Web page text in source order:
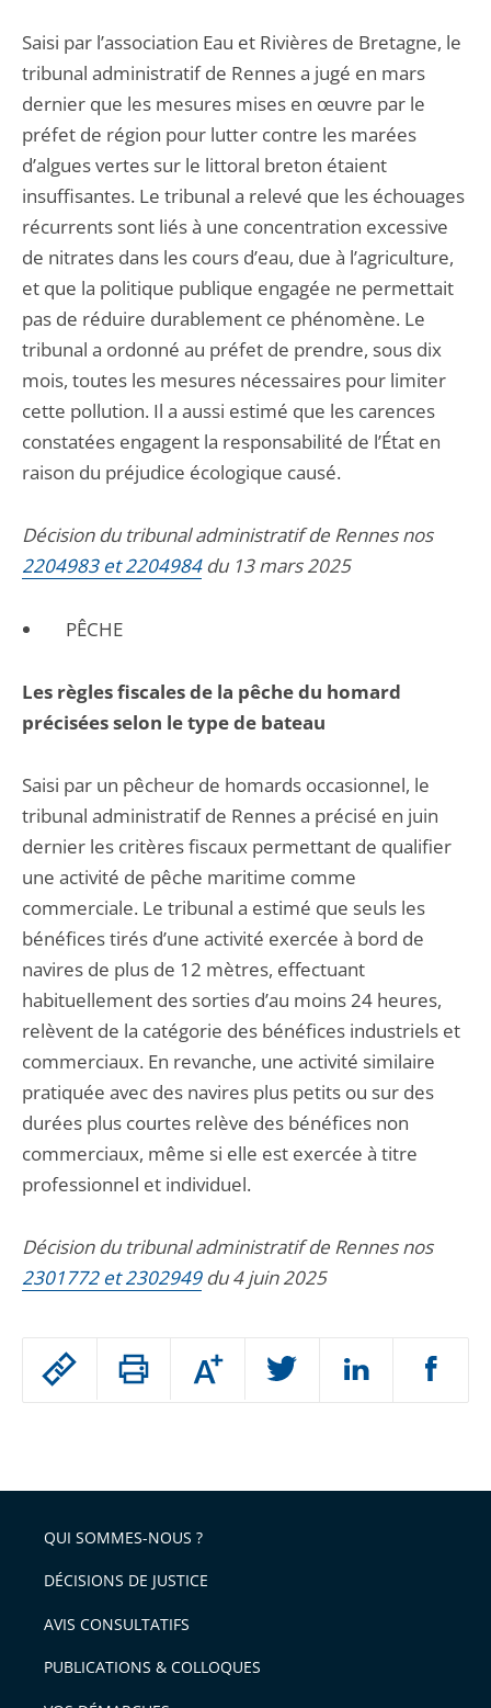
Passer
arriver
après
Augmenter
ou
l'article
pour
avant
Saisi par l’association Eau et Rivières de Bretagne, le
tribunal administratif de Rennes a jugé en mars
dernier que les mesures mises en œuvre par le
préfet de région pour lutter contre les marées
d’algues vertes sur le littoral breton étaient
insuffisantes. Le tribunal a relevé que les échouages
récurrents sont liés à une concentration excessive
de nitrates dans les cours d’eau, due à l’agriculture,
et que la politique publique engagée ne permettait
pas de réduire durablement ce phénomène. Le
tribunal a ordonné au préfet de prendre, sous dix
mois, toutes les mesures nécessaires pour limiter
cette pollution. Il a aussi estimé que les carences
constatées engagent la responsabilité de l’État en
raison du préjudice écologique causé.
Décision du tribunal administratif de Rennes nos
2204983 et 2204984du 13 mars 2025
PÊCHE
Les règles fiscales de la pêche du homard
précisées selon le type de bateau
Saisi par un pêcheur de homards occasionnel, le
tribunal administratif de Rennes a précisé en juin
dernier les critères fiscaux permettant de qualifier
une activité de pêche maritime comme
commerciale. Le tribunal a estimé que seuls les
bénéfices tirés d’une activité exercée à bord de
navires de plus de 12 mètres, effectuant
habituellement des sorties d’au moins 24 heures,
relèvent de la catégorie des bénéfices industriels et
commerciaux. En revanche, une activité similaire
pratiquée avec des navires plus petits ou sur des
durées plus courtes relève des bénéfices non
commerciaux, même si elle est exercée à titre
professionnel et individuel.
Décision du tribunal administratif de Rennes nos
2301772 et 2302949du 4 juin 2025
QUI SOMMES-NOUS ?
DÉCISIONS DE JUSTICE
AVIS CONSULTATIFS
PUBLICATIONS & COLLOQUES